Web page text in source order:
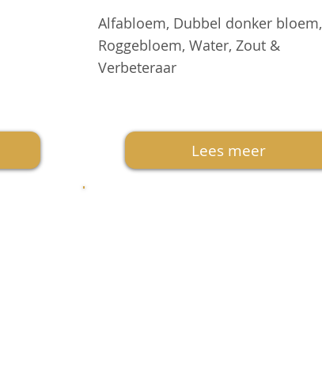
Alfabloem, Dubbel donker bloem,
Roggebloem, Water, Zout &
Verbeteraar
Lees meer